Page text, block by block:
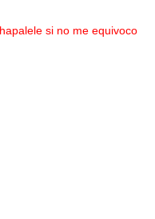
si no me equivoco